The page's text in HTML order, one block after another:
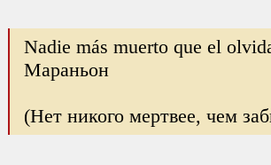
Nadie más muerto que el
Мараньон
(Нет никого мертвее, чем